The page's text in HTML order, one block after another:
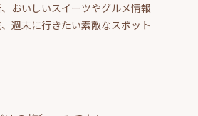
おいしいスイーツやグルメ情報
週末に行きたい素敵なスポット